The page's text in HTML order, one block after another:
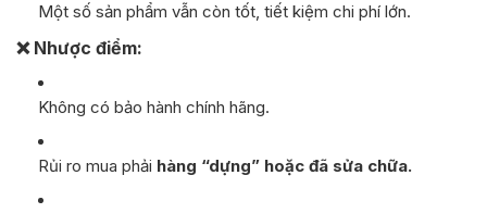
Một số sản phẩm vẫn còn tốt, tiết kiệm chi phí lớn.
❌ Nhược điểm:
Không có bảo hành chính hãng.
Rủi ro mua phải hàng “dựng” hoặc đã sửa chữa.